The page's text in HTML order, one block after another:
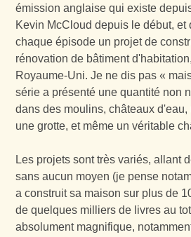
émission anglaise qui existe
Kevin McCloud depuis le début, et
chaque épisode un projet de
rénovation de bâtiment
Royaume-Uni. Je ne dis pas «
série a présenté une quantité non
dans des moulins, châteaux
une grotte, et même un véritable
Les projets sont très variés, allant
sans aucun moyen (je pense
a construit sa maison sur plus de
de quelques milliers de livres au
absolument magnifique,